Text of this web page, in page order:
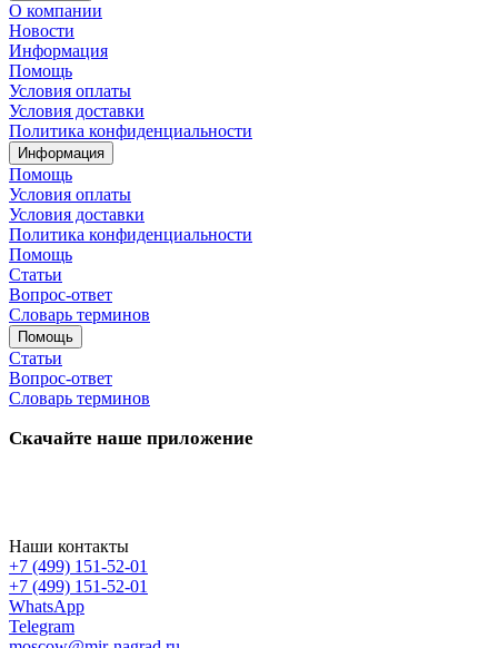
О компании
Новости
Информация
Помощь
Условия оплаты
Условия доставки
Политика конфиденциальности
Информация
Помощь
Условия оплаты
Условия доставки
Политика конфиденциальности
Помощь
Статьи
Вопрос-ответ
Словарь терминов
Помощь
Статьи
Вопрос-ответ
Словарь терминов
Скачайте наше приложение
Наши контакты
+7 (499) 151-52-01
+7 (499) 151-52-01
WhatsApp
Telegram